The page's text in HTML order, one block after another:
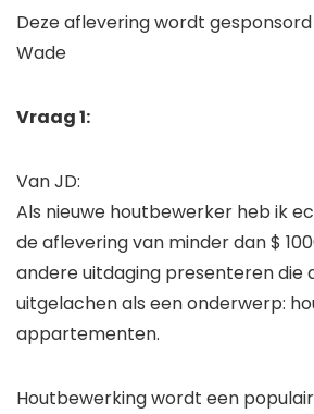
Deze aflevering wordt
Wade
Vraag 1:
Van JD:
Als nieuwe houtbewerker heb ik
de aflevering van minder dan $
andere uitdaging presenteren die
uitgelachen als een onderwerp:
appartementen.
Houtbewerking wordt een